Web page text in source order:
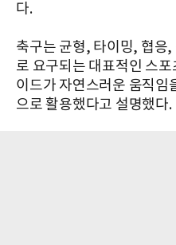
다.
축구는 균형, 타이밍, 협응
로 요구되는 대표적인 스
이드가 자연스러운 움직임
으로 활용했다고 설명했다.